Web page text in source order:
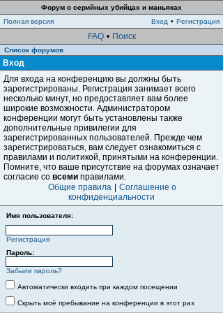
Форум о серийных убийцах и маньяках
Полная версия
Вход • Регистрация
FAQ • Поиск
Список форумов
Вход
Для входа на конференцию вы должны быть
зарегистрированы. Регистрация занимает всего
несколько минут, но предоставляет вам более
широкие возможности. Администратором
конференции могут быть установлены также
дополнительные привилегии для
зарегистрированных пользователей. Прежде чем
зарегистрироваться, вам следует ознакомиться с
правилами и политикой, принятыми на конференции.
Помните, что ваше присутствие на форумах означает
согласие со всеми правилами.
Общие правила
Соглашение о
конфиденциальности
Имя пользователя:
Регистрация
Пароль:
Забыли пароль?
Автоматически входить при каждом посещении
Скрыть моё пребывание на конференции в этот раз